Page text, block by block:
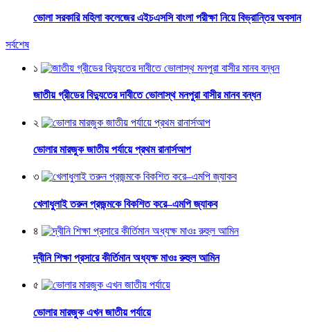
ভোলা সরকারি মহিলা কলেজের এইচএসসি বাংলা পরীক্ষা নিয়ে বিভ্রান্তির অবসান
সর্বশেষ
১
জাতীয় গ্রীডের বিদ্যুতের দাবীতে ভোলাস্থ মনপুরা বাসীর মানব বন্ধন
২
ভোলার মারজুক জাতীয় পর্যায়ে প্রথম রানার্সআপ
৩
খেলাধুলাই তরুন প্রজন্মকে বিকশিত করে–এমপি জ্যাকব
৪
দ্বীনি শিক্ষা প্রসারে কীর্তিমান অধ্যক্ষ মাওঃ রুহুল আমিন
৫
ভোলার মারজুক এখন জাতীয় পর্যায়ে